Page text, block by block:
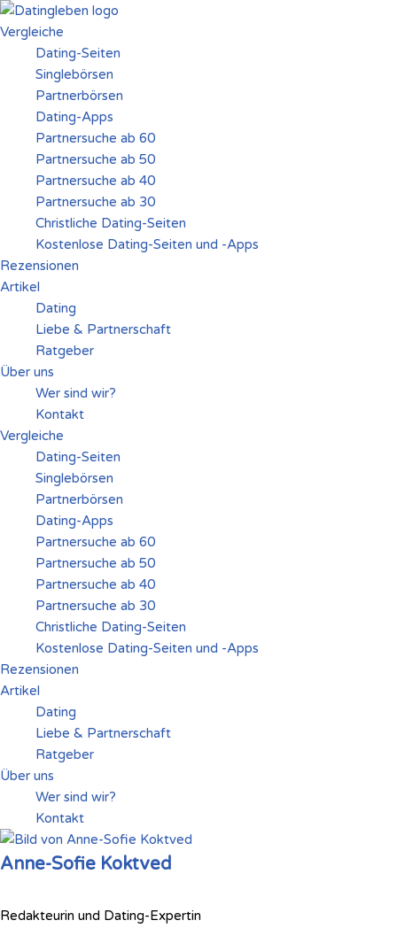
Zum
Inhalt
springen
Vergleiche
Dating-Seiten
Singlebörsen
Partnerbörsen
Dating-Apps
Partnersuche ab 60
Partnersuche ab 50
Partnersuche ab 40
Partnersuche ab 30
Christliche Dating-Seiten
Kostenlose Dating-Seiten und -Apps
Rezensionen
Artikel
Dating
Liebe & Partnerschaft
Ratgeber
Über uns
Wer sind wir?
Kontakt
Vergleiche
Dating-Seiten
Singlebörsen
Partnerbörsen
Dating-Apps
Partnersuche ab 60
Partnersuche ab 50
Partnersuche ab 40
Partnersuche ab 30
Christliche Dating-Seiten
Kostenlose Dating-Seiten und -Apps
Rezensionen
Artikel
Dating
Liebe & Partnerschaft
Ratgeber
Über uns
Wer sind wir?
Kontakt
Anne-Sofie Koktved
Redakteurin und Dating-Expertin